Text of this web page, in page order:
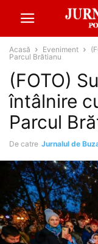
Acasă Eveniment
Parcul Brătianu
(FOTO)
întâlnire
Parcul
De catre Jurnalul de